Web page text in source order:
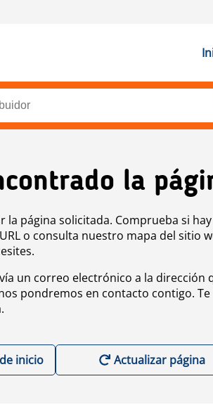
la
la página solicitada. Comprueba si hay
o consulta nuestro mapa del sitio
un correo electrónico a la dirección
pondremos en contacto contigo. Te
inicio Actualizar página